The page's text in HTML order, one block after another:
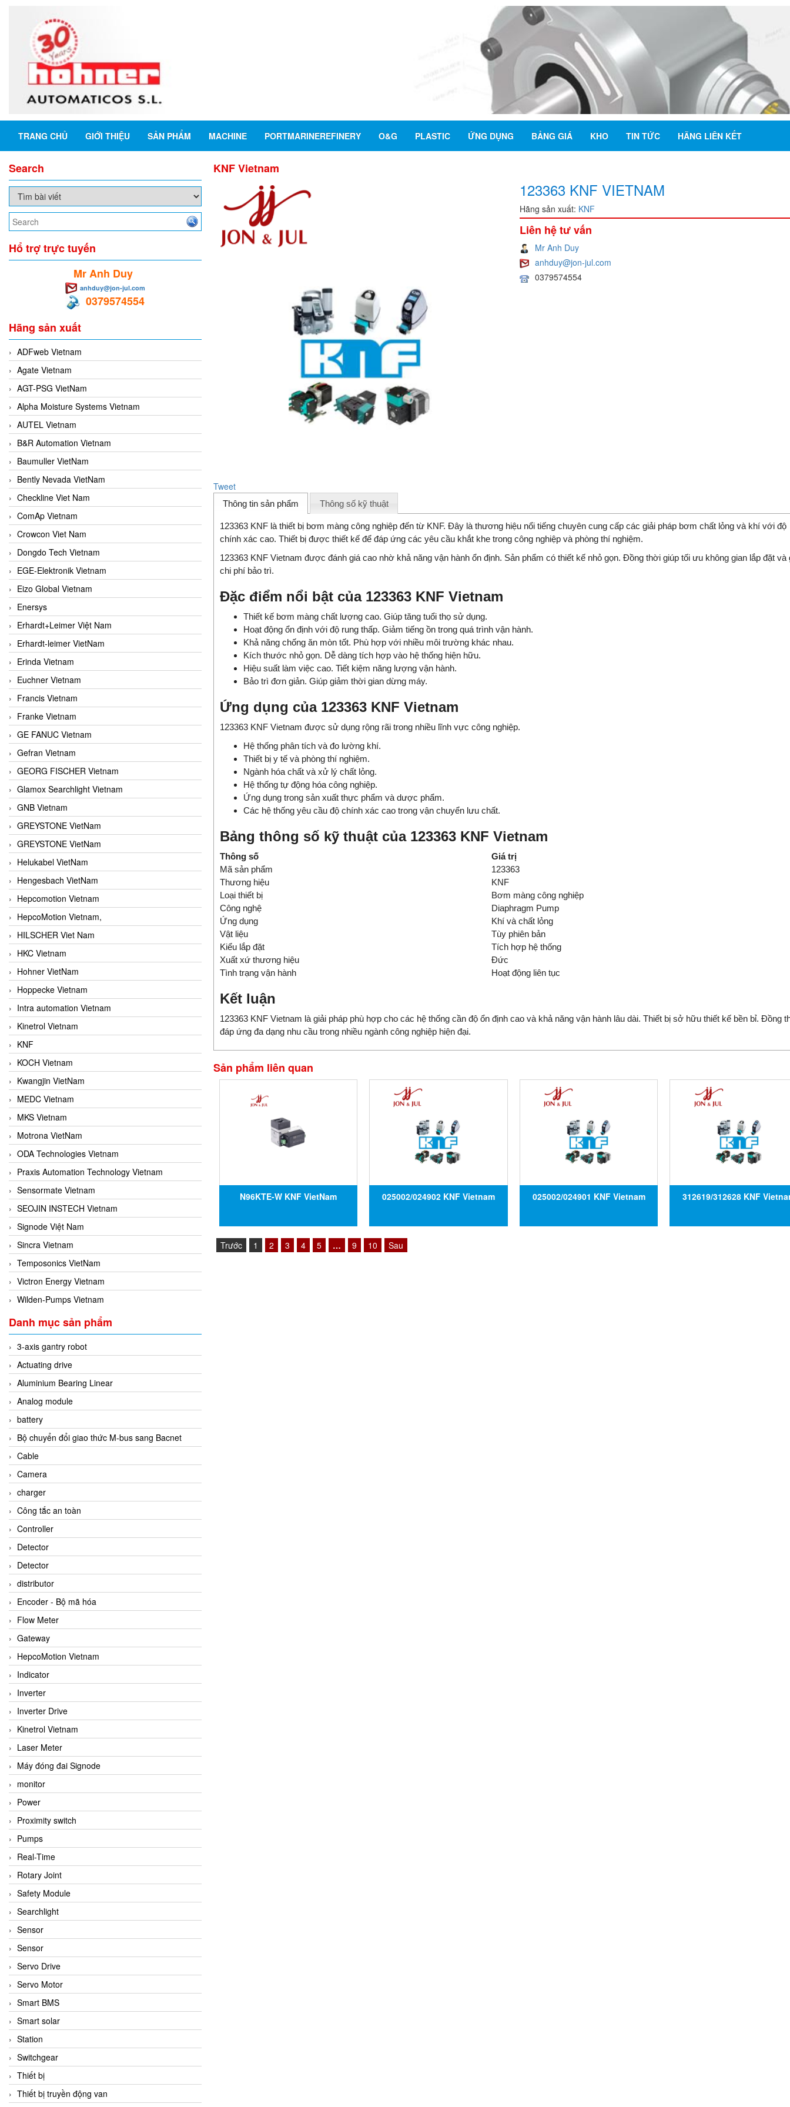
TRANG CHỦ GIỚI THIỆU SẢN PHẨM MACHINE PORTMARINEREFINERY O&G PLASTIC ỨNG DỤNG BẢNG GIÁ KHO TIN TỨC HÃNG LIÊN KẾT
Search
Hổ trợ trực tuyến
Mr Anh Duy
anhduy@jon-jul.com
0379574554
Hãng sản xuất
ADFweb Vietnam
Agate Vietnam
AGT-PSG VietNam
Alpha Moisture Systems Vietnam
AUTEL Vietnam
B&R Automation Vietnam
Baumuller VietNam
Bently Nevada VietNam
Checkline Viet Nam
ComAp Vietnam
Crowcon Viet Nam
Dongdo Tech Vietnam
EGE-Elektronik Vietnam
Eizo Global Vietnam
Enersys
Erhardt+Leimer Việt Nam
Erhardt-leimer VietNam
Erinda Vietnam
Euchner Vietnam
Francis Vietnam
Franke Vietnam
GE FANUC Vietnam
Gefran Vietnam
GEORG FISCHER Vietnam
Glamox Searchlight Vietnam
GNB Vietnam
GREYSTONE VietNam
GREYSTONE VietNam
Helukabel VietNam
Hengesbach VietNam
Hepcomotion Vietnam
HepcoMotion Vietnam,
HILSCHER Viet Nam
HKC Vietnam
Hohner VietNam
Hoppecke Vietnam
Intra automation Vietnam
Kinetrol Vietnam
KNF
KOCH Vietnam
Kwangjin VietNam
MEDC Vietnam
MKS Vietnam
Motrona VietNam
ODA Technologies Vietnam
Praxis Automation Technology Vietnam
Sensormate Vietnam
SEOJIN INSTECH Vietnam
Signode Việt Nam
Sincra Vietnam
Temposonics VietNam
Victron Energy Vietnam
Wilden-Pumps Vietnam
Danh mục sản phẩm
3-axis gantry robot
Actuating drive
Aluminium Bearing Linear
Analog module
battery
Bộ chuyển đổi giao thức M-bus sang Bacnet
Cable
Camera
charger
Công tắc an toàn
Controller
Detector
Detector
distributor
Encoder - Bộ mã hóa
Flow Meter
Gateway
HepcoMotion Vietnam
Indicator
Inverter
Inverter Drive
Kinetrol Vietnam
Laser Meter
Máy đóng đai Signode
monitor
Power
Proximity switch
Pumps
Real-Time
Rotary Joint
Safety Module
Searchlight
Sensor
Sensor
Servo Drive
Servo Motor
Smart BMS
Smart solar
Station
Switchgear
Thiết bị
Thiết bị truyền động van
KNF Vietnam
123363 KNF VIETNAM
Hãng sản xuất: KNF
Liên hệ tư vấn
Mr Anh Duy
anhduy@jon-jul.com
0379574554
Tweet
Thông tin sản phẩm Thông số kỹ thuật
123363 KNF là thiết bị bơm màng công nghiệp đến từ KNF. Đây là thương hiệu nổi tiếng chuyên cung cấp các giải pháp bơm chất lỏng và khí với độ
chính xác cao. Thiết bị được thiết kế để đáp ứng các yêu cầu khắt khe trong công nghiệp và phòng thí nghiệm.
123363 KNF Vietnam được đánh giá cao nhờ khả năng vận hành ổn định. Sản phẩm có thiết kế nhỏ gọn. Đồng thời giúp tối ưu không gian lắp đặt và
chi phí bảo trì.
Đặc điểm nổi bật của 123363 KNF Vietnam
Thiết kế bơm màng chất lượng cao. Giúp tăng tuổi thọ sử dụng.
Hoạt động ổn định với độ rung thấp. Giảm tiếng ồn trong quá trình vận hành.
Khả năng chống ăn mòn tốt. Phù hợp với nhiều môi trường khác nhau.
Kích thước nhỏ gọn. Dễ dàng tích hợp vào hệ thống hiện hữu.
Hiệu suất làm việc cao. Tiết kiệm năng lượng vận hành.
Bảo trì đơn giản. Giúp giảm thời gian dừng máy.
Ứng dụng của 123363 KNF Vietnam
123363 KNF Vietnam được sử dụng rộng rãi trong nhiều lĩnh vực công nghiệp.
Hệ thống phân tích và đo lường khí.
Thiết bị y tế và phòng thí nghiệm.
Ngành hóa chất và xử lý chất lỏng.
Hệ thống tự động hóa công nghiệp.
Ứng dụng trong sản xuất thực phẩm và dược phẩm.
Các hệ thống yêu cầu độ chính xác cao trong vận chuyển lưu chất.
Bảng thông số kỹ thuật của 123363 KNF Vietnam
Thông số
Giá trị
Mã sản phẩm
123363
Thương hiệu
KNF
Loại thiết bị
Bơm màng công nghiệp
Công nghệ
Diaphragm Pump
Ứng dụng
Khí và chất lỏng
Vật liệu
Tùy phiên bản
Kiểu lắp đặt
Tích hợp hệ thống
Xuất xứ thương hiệu
Đức
Tình trạng vận hành
Hoạt động liên tục
Kết luận
123363 KNF Vietnam là giải pháp phù hợp cho các hệ thống cần độ ổn định cao và khả năng vận hành lâu dài. Thiết bị sở hữu thiết kế bền bỉ. Đồng
đáp ứng đa dạng nhu cầu trong nhiều ngành công nghiệp hiện đại.
Sản phẩm liên quan
N96KTE-W KNF VietNam 025002/024902 KNF Vietnam 025002/024901 KNF Vietnam 312619/312628 KNF
Trước 1 2 3 4 5 … 9 10 Sau